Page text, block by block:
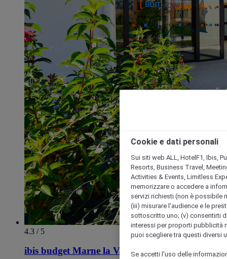
4.3 / 5
ibis budget Marne la Vallée
Cookie e dati personali
Sui siti web ALL, HotelF1, Ibis,
Resorts, Business Travel,
Activities & Events, Limitless
memorizzare o accedere a
servizi richiesti (non è possibile
(iii) misurare l'audience e le
sottoscritto uno; (v) consentirti
interessi per proporti pubblicità
puoi scegliere tra questi diversi
Se accetti l'uso delle